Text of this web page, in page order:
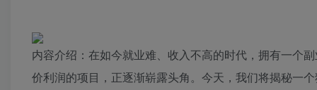
内容介绍：在如今就业难、收入不高的时代，拥有一个
价利润的项目，正逐渐崭露头角。今天，我们将揭秘